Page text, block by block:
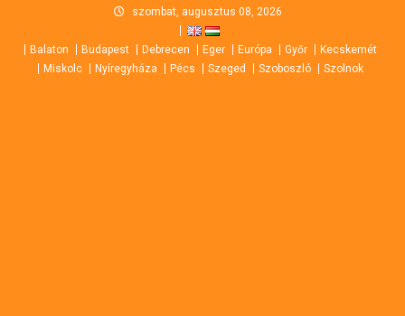
content
szombat, augusztus 08, 2026
Balaton Budapest Debrecen Eger Európa Győr
Kecskemét
Miskolc
Nyíregyháza Pécs Szeged Szoboszló Szolnok